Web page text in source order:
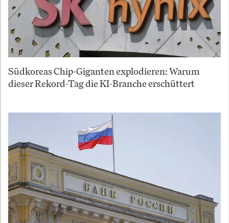
Südkoreas Chip-Giganten explodieren: Warum
dieser Rekord-Tag die KI-Branche erschüttert